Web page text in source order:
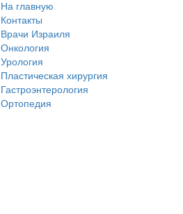
На главную
Контакты
Врачи Израиля
Онкология
Урология
Пластическая хирургия
Гастроэнтерология
Ортопедия